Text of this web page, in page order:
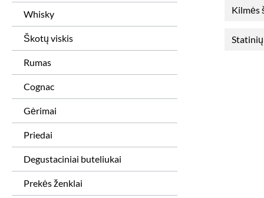
Whisky
Škotų viskis
Rumas
Cognac
Gėrimai
Priedai
Degustaciniai buteliukai
Prekės ženklai
Kilmės